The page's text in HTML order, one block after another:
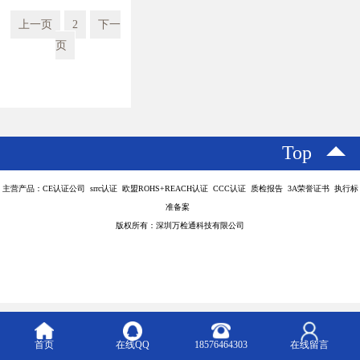
上一页 2
下一
页
Top
主营产品：CE认证公司 srrc认证 欧盟ROHS+REACH认证 CCC认证 质检报告 3A荣誉证书 执行标
准备案
版权所有：深圳万检通科技有限公司
首页 在线QQ 18576464303 在线留言